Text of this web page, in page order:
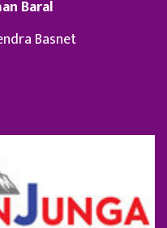
Baral
Basnet